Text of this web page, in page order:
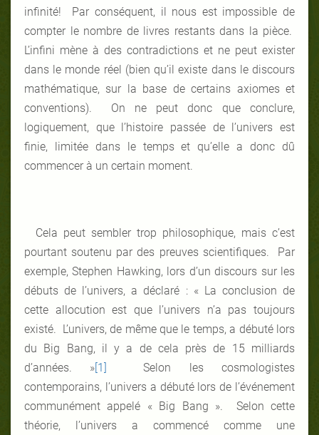
infinité! Par conséquent, il nous est impossible de
compter le nombre de livres restants dans la pièce.
L’infini mène à des contradictions et ne peut exister
dans le monde réel (bien qu’il existe dans le discours
mathématique, sur la base de certains axiomes et
conventions). On ne peut donc que conclure,
logiquement, que l’histoire passée de l’univers est
finie, limitée dans le temps et qu’elle a donc dû
commencer à un certain moment.
Cela peut sembler trop philosophique, mais c’est
pourtant soutenu par des preuves scientifiques. Par
exemple, Stephen Hawking, lors d’un discours sur les
débuts de l’univers, a déclaré : « La conclusion de
cette allocution est que l’univers n’a pas toujours
existé. L’univers, de même que le temps, a débuté lors
du Big Bang, il y a de cela près de 15 milliards
d’années. »[1]
Selon les cosmologistes
contemporains, l’univers a débuté lors de l’événement
communément appelé « Big Bang ». Selon cette
théorie, l’univers a commencé comme une